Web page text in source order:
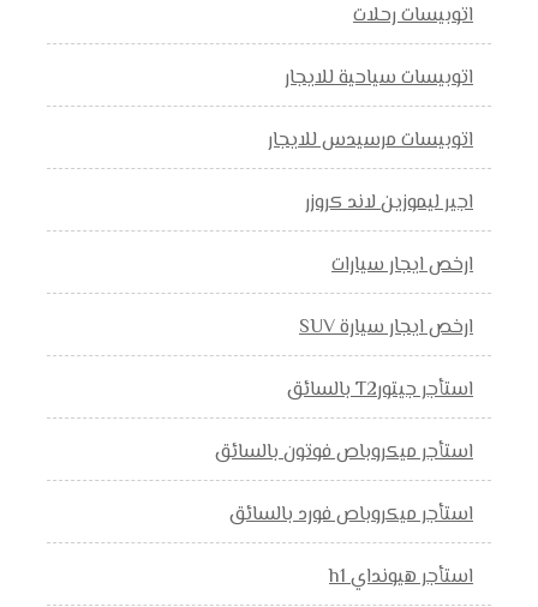
اتوبيسات رحلات
اتوبيسات سياحية للايجار
اتوبيسات مرسيدس للايجار
اجير ليموزين لاند كروزر
ارخص ايجار سيارات
ارخص ايجار سيارة SUV
استأجر جيتورT2 بالسائق
استأجر ميكروباص فوتون بالسائق
استأجر ميكروباص فورد بالسائق
استأجر هيونداي h1